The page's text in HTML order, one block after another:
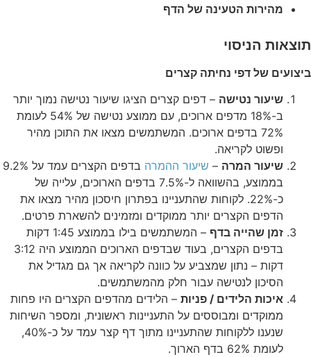
מהירות הטעינה של הדף
תוצאות הניסוי
ביצועים של דפי נחיתה קצרים
שיעור נטישה – דפים קצרים הציגו שיעור נטישה נמוך יותר
ב-18% מדפים ארוכים, עם ממוצע נטישה של 54% לעומת
72% בדפים ארוכים. המשתמשים מצאו את התוכן מהיר
ופשוט לקריאה.
שיעור המרה – שיעור ההמרה
בדפים הקצרים עמד על 9.2%
בממוצע, בהשוואה ל-7.5% בדפים הארוכים, עלייה של
כ-22%. לקוחות שהתעניינו בפתרון חיסכון מהיר מצאו את
הדפים הקצרים יותר ממוקדים ומזמינים להשארת פרטים.
זמן שהייה בדף
– המשתמשים בילו בממוצע 1:45 דקות
בדפים הקצרים, בעוד שבדפים הארוכים הממוצע היה 3:12
דקות – נתון שמצביע על כוונה לקריאה אך גם מגדיל את
הסיכון לנטישה עבור חלק מהמשתמשים.
איכות הלידים / פניות – הלידים מהדפים הקצרים היו פחות
ממוקדים ומבוססים על התעניינות ראשונית, ומספר השיחות
שנענו ללקוחות שהתעניינו מתוך דף קצר עמד על כ-40%,
לעומת 62% בדף הארוך.